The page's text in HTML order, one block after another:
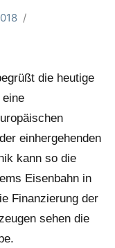
die heutige
einhergehenden
kann so die
Eisenbahn in
Finanzierung der
sehen die